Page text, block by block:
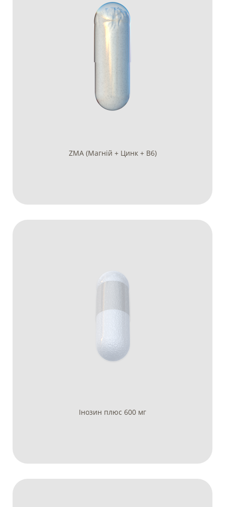
ZMA (Магній + Цинк + В6)
Інозин плюс 600 мг